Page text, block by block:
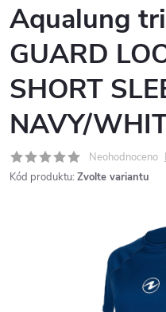
Aqualung
GUARD
SHORT
NAVY/
Neohodnoceno
Kód produktu: Zvolte variantu